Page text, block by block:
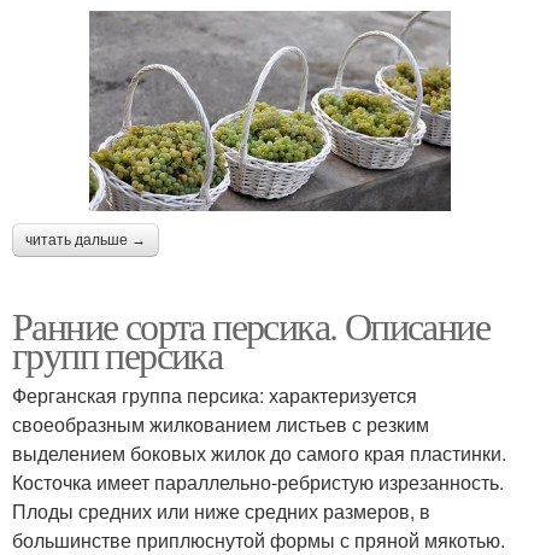
читать дальше →
Ранние сорта персика. Описание
групп персика
Ферганская группа персика: характеризуется
своеобразным жилкованием листьев с резким
выделением боковых жилок до самого края пластинки.
Косточка имеет параллельно-ребристую изрезанность.
Плоды средних или ниже средних размеров, в
большинстве приплюснутой формы с пряной мякотью.